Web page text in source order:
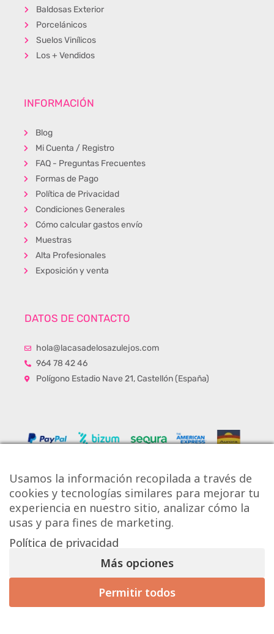
Baldosas Exterior
Porcelánicos
Suelos Vinílicos
Los + Vendidos
INFORMACIÓN
Blog
Mi Cuenta / Registro
FAQ - Preguntas Frecuentes
Formas de Pago
Política de Privacidad
Condiciones Generales
Cómo calcular gastos envío
Muestras
Alta Profesionales
Exposición y venta
DATOS DE CONTACTO
hola@lacasadelosazulejos.com
964 78 42 46
Polígono Estadio Nave 21, Castellón (España)
Copyright © Onlytiles S.L.
La Casa de los Azulejos ®
Diseño Web
Usamos la información recopilada a través de
cookies y tecnologías similares para mejorar tu
experiencia en nuestro sitio, analizar cómo la
usas y para fines de marketing.
Política de privacidad
Más opciones
Permitir todos